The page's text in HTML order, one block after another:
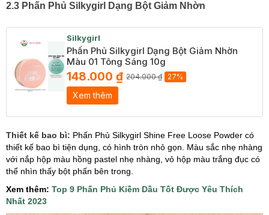
2.3 Phấn Phủ Silkygirl Dạng Bột Giảm Nhờn
Silkygirl
Phấn Phủ Silkygirl Dạng Bột Giảm Nhờn
Màu 01 Tông Sáng 10g
148.000 ₫ 204.000 ₫ 27%
Xem thêm
Thiết kế bao bì: Phấn Phủ Silkygirl Shine Free Loose Powder có
thiết kế bao bì tiện dụng, có hình tròn nhỏ gọn. Màu sắc nhẹ nhàng
với nắp hộp màu hồng pastel nhẹ nhàng, vỏ hộp màu trắng đục có
thể nhìn thấy bột phấn bên trong.
Xem thêm: Top 9 Phấn Phủ Kiềm Dầu Tốt Được Yêu Thích
Nhất 2023